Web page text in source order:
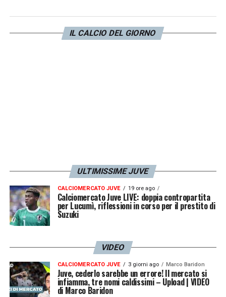
cronometro e poi ha dato una manata alla
panchina. L’nico sorriso è statp sul gol di
IL CALCIO DEL GIORNO
ULTIMISSIME JUVE
CALCIOMERCATO JUVE 19 ore ago
Calciomercato Juve LIVE: doppia contropartita
per Lucumì, riflessioni in corso per il prestito di
Suzuki
VIDEO
CALCIOMERCATO JUVE 3 giorni ago Marco Baridon
Juve, cederlo sarebbe un errore! Il mercato si
infiamma, tre nomi caldissimi – Upload | VIDEO
di Marco Baridon